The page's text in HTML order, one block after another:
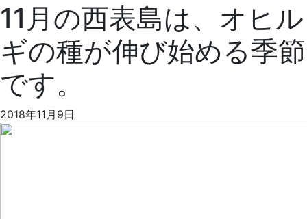
11月の西表島は、オヒル
ギの種が伸び始める季節
です。
2018年11月9日